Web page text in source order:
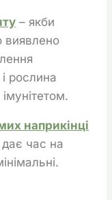
– якби
виявлено
рослина
наприкінці
дає час на